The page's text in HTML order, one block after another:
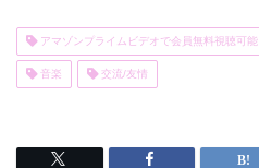
アマゾンプライムビデオで会員無料視聴可能
音楽 交流/友情